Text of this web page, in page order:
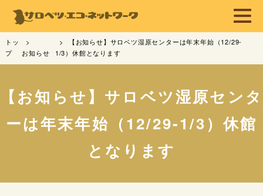
トッ
プ
お知らせ
【お知らせ】サロベツ湿原センターは年末年始（12/29-
1/3）休館となります
【お知らせ】サロベツ湿原センタ
ーは年末年始（12/29-1/3）休館
となります